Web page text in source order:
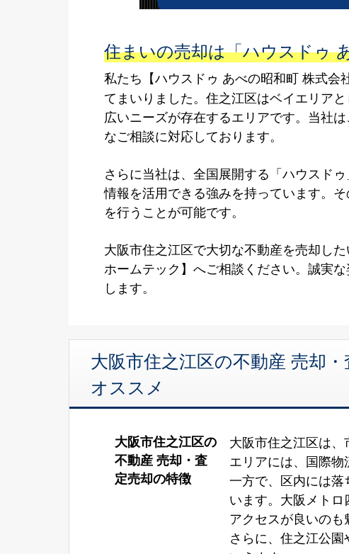
住まいの売却は「ハウスドゥ
私たち【ハウスドゥ あべの昭和町 株式会
てまいりました。住之江区はベイエリア
広いニーズが存在するエリアです。当社
なご相談に対応しております。
さらに当社は、全国展開する「ハウスド
情報を活用できる強みを持っています。
を行うことが可能です。
大阪市住之江区で大切な不動産を売却し
ホームテック】へご相談ください。誠実
します。
大阪市住之江区の不動産 売却
オススメ
大阪市住之江区の
不動産 売却・査
定売却の特徴
大阪市住之江区は
エリアには、国際物
一方で、区内には
います。大阪メト
アクセスが良いのも
さらに、住之江公